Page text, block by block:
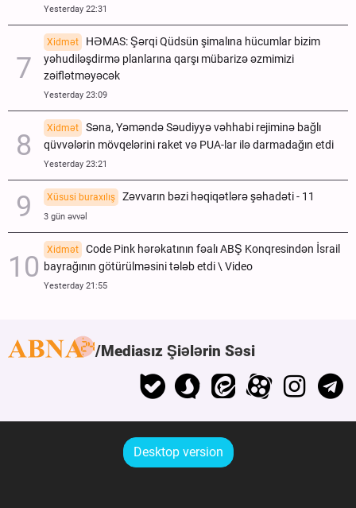
Yesterday 22:31
Xidmət
HƏMAS: Şərqi Qüdsün şimalına hücumlar bizim
yəhudiləşdirmə planlarına qarşı mübarizə əzmimizi
zəiflətməyəcək
Yesterday 23:09
Xidmət
Səna, Yəməndə Səudiyyə vəhhabi rejiminə bağlı
qüvvələrin mövqelərini raket və PUA-lar ilə darmadağın etdi
Yesterday 23:21
Xüsusi buraxılış Zəvvarın bəzi həqiqətlərə şəhadəti - 11
3 gün əvvəl
Xidmət
Code Pink hərəkatının fəalı ABŞ Konqresindən İsrail
bayrağının götürülməsini tələb etdi \ Video
Yesterday 21:55
Mediasız Şiələrin Səsi
Desktop version